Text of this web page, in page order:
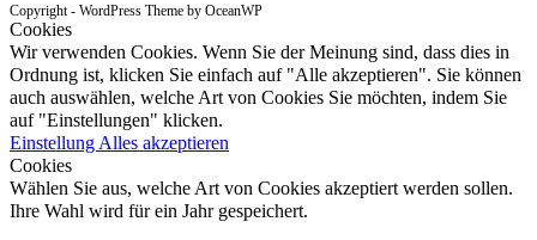
Copyright - WordPress Theme by OceanWP
Cookies
Wir verwenden Cookies. Wenn Sie der Meinung sind, dass dies in
Ordnung ist, klicken Sie einfach auf "Alle akzeptieren". Sie können
auch auswählen, welche Art von Cookies Sie möchten, indem Sie
auf "Einstellungen" klicken.
Einstellung Alles akzeptieren
Cookies
Wählen Sie aus, welche Art von Cookies akzeptiert werden sollen.
Ihre Wahl wird für ein Jahr gespeichert.